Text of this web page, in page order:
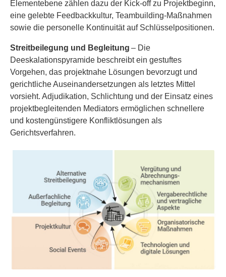
Elementebene zählen dazu der Kick-off zu Projektbeginn,
eine gelebte Feedbackkultur, Teambuilding-Maßnahmen
sowie die personelle Kontinuität auf Schlüsselpositionen.
Streitbeilegung und Begleitung – Die
Deeskalationspyramide beschreibt ein gestuftes
Vorgehen, das projektnahe Lösungen bevorzugt und
gerichtliche Auseinandersetzungen als letztes Mittel
vorsieht. Adjudikation, Schlichtung und der Einsatz eines
projektbegleitenden Mediators ermöglichen schnellere
und kostengünstigere Konfliktlösungen als
Gerichtsverfahren.